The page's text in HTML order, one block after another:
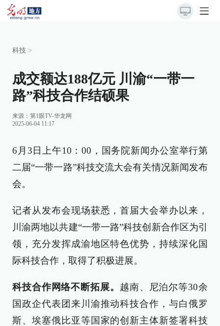
科技 >
成交额达188亿元 川渝“一带一
路”科技合作结硕果
来源： 第1眼TV-华龙网
2025-06-04 11:17
6月3日上午10：00，国务院新闻办公室举行第
二届“一带一路”科技交流大会有关情况新闻发布
会。
记者从发布会现场获悉，首届大会举办以来，
川渝两地以共建“一带一路”科技创新合作区为引
领，充分发挥成渝地区特色优势，持续深化国
际科技合作，取得了积极进展。
科技合作网络不断拓展。 越南、尼泊尔等30余
国政企代表团来川渝推动科技合作，与白俄罗
斯、埃塞俄比亚等国家的创新主体新签署科技